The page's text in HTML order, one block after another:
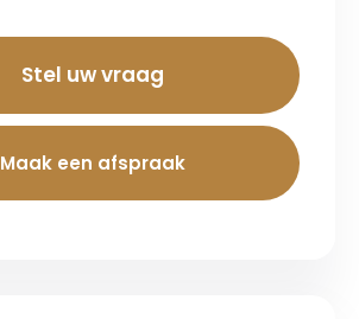
Stel uw vraag
Maak een afspraak